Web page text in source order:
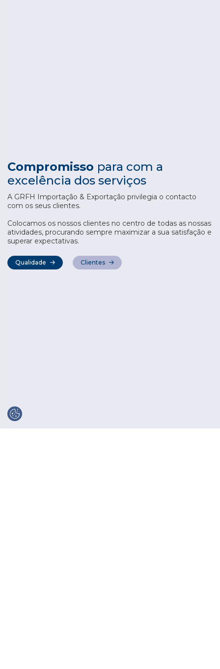
Compromisso para com a
excelência dos serviços
A GRFH Importação & Exportação privilegia o contacto
com os seus clientes.
Colocamos os nossos clientes no centro de todas as nossas
atividades, procurando sempre maximizar a sua satisfação e
superar expectativas.
Qualidade Clientes